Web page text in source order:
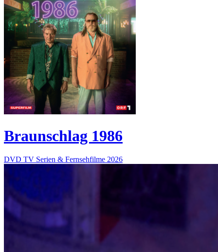
Braunschlag 1986
DVD TV Serien & Fernsehfilme 2026